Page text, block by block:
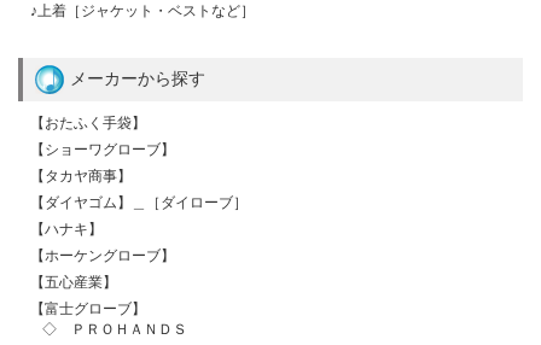
♪上着［ジャケット・ベストなど］
メーカーから探す
【おたふく手袋】
【ショーワグローブ】
【タカヤ商事】
【ダイヤゴム】＿［ダイローブ］
【ハナキ】
【ホーケングローブ】
【五心産業】
【富士グローブ】
◇ ＰＲＯＨＡＮＤＳ